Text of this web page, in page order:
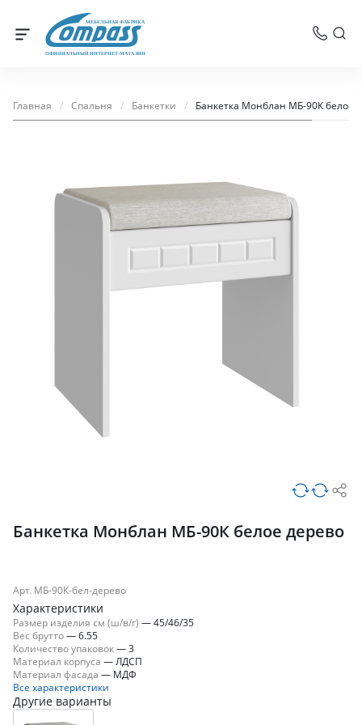
МЕБЕЛЬНАЯ ФАБРИКА
ОФИЦИАЛЬНЫЙ ИНТЕРНЕТ-МАГАЗИН
Главная / Спальня / Банкетки / Банкетка Монблан МБ-90К белое
Банкетка Монблан МБ-90К белое дерево
Арт. МБ-90К-бел-дерево
Характеристики
Размер изделия см (ш/в/г) —45/46/35
Вес брутто—6.55
Количество упаковок—3
Материал корпуса — ЛДСП
Материал фасада — МДФ
Все характеристики
Другие варианты